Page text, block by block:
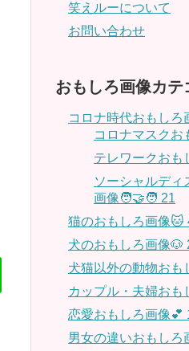
笑えルーについて
お問い合わせ
おもしろ画像カテ
コロナ時代おもしろ
コロナマスクお
テレワークおも
ソーシャルディ
画像🧑‍🤝‍🧑 21
猫のおもしろ画像🐱
犬のおもしろ画像🐶
犬猫以外の動物おも
カップル・夫婦おも
恋愛おもしろ画像💕
男女の違いおもしろ